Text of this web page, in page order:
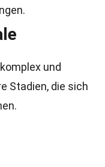
und
Stadien, die sich